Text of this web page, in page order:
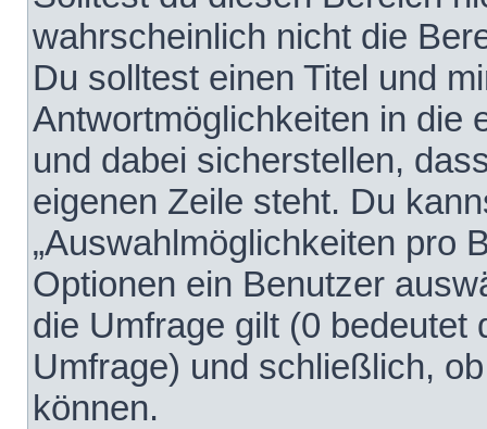
wahrscheinlich nicht die
Du solltest einen Titel und
Antwortmöglichkeiten in die
und dabei sicherstellen,
eigenen Zeile steht. Du
„Auswahlmöglichkeiten pro
Optionen ein Benutzer
die Umfrage gilt (0 bedeutet
Umfrage) und schließlich,
können.